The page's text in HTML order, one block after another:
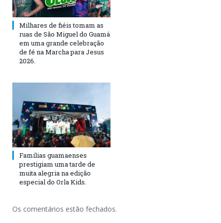
Milhares de fiéis tomam as
ruas de São Miguel do Guamá
em uma grande celebração
de fé na Marcha para Jesus
2026.
Famílias guamaenses
prestigiam uma tarde de
muita alegria na edição
especial do Orla Kids.
Os comentários estão fechados.